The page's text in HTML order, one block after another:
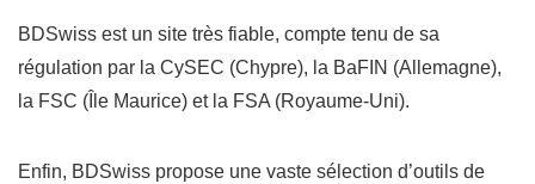
BDSwiss est un site très fiable, compte tenu de sa
régulation par la CySEC (Chypre), la BaFIN (Allemagne),
la FSC (Île Maurice) et la FSA (Royaume-Uni).
Enfin, BDSwiss propose une vaste sélection d’outils de